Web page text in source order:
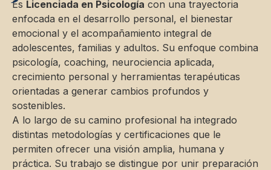
Es Licenciada en Psicología con una trayectoria
enfocada en el desarrollo personal, el bienestar
emocional y el acompañamiento integral de
adolescentes, familias y adultos. Su enfoque combina
psicología, coaching, neurociencia aplicada,
crecimiento personal y herramientas terapéuticas
orientadas a generar cambios profundos y
sostenibles.
A lo largo de su camino profesional ha integrado
distintas metodologías y certificaciones que le
permiten ofrecer una visión amplia, humana y
práctica. Su trabajo se distingue por unir preparación